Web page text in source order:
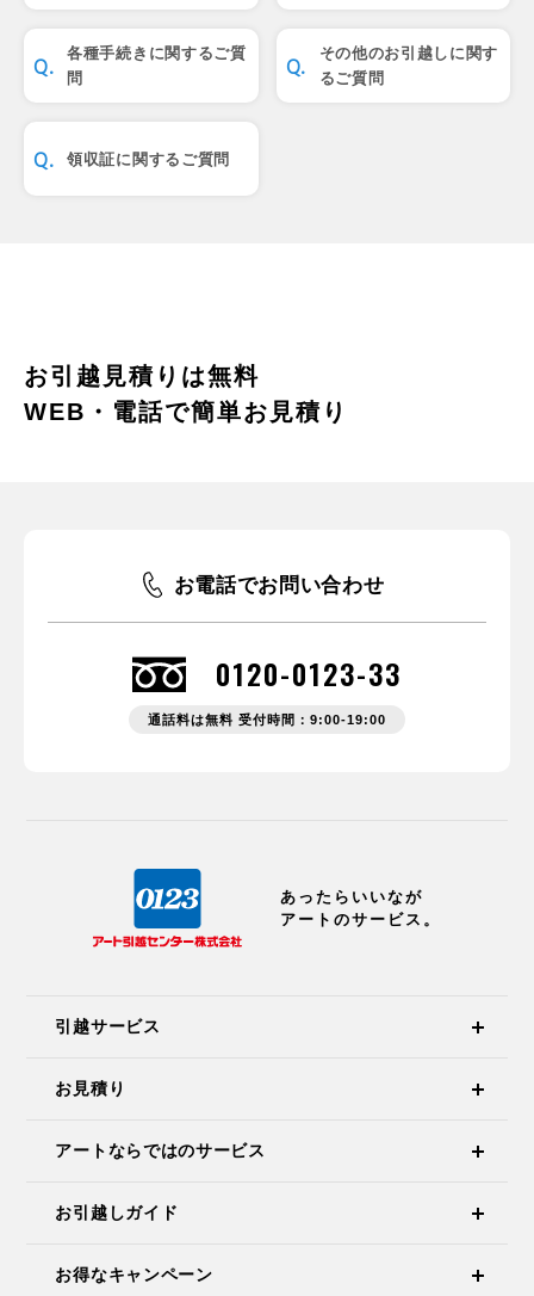
各種手続きに関するご質
問
その他のお引越しに関す
るご質問
領収証に関するご質問
お引越見積りは無料
WEB・電話で簡単お見積り
お電話でお問い合わせ
0120-0123-33
通話料は無料 受付時間：9:00-19:00
あったらいいなが
アートのサービス。
引越サービス
お見積り
アートならではのサービス
お引越しガイド
お得なキャンペーン